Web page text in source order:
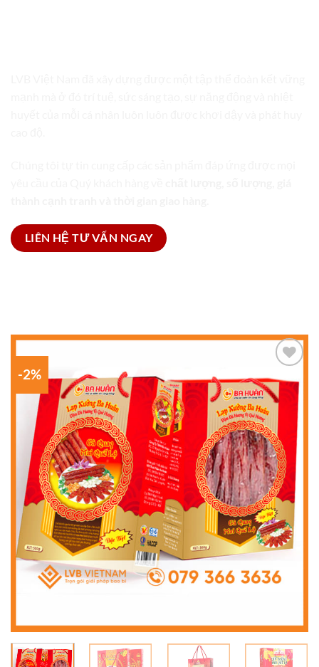
LIÊN HỆ TƯ VẤN NGAY
-2%
Add to
wishlist